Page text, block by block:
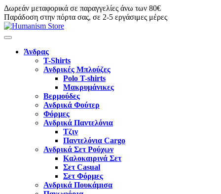
Δωρεάν μεταφορικά σε παραγγελίες άνω των 80€
Παράδοση στην πόρτα σας, σε 2-5 εργάσιμες μέρες
Άνδρας
T-Shirts
Ανδρικές Μπλούζες
Polo T-shirts
Μακρυμάνικες
Βερμούδες
Ανδρικά Φούτερ
Φόρμες
Ανδρικά Παντελόνια
Τζιν
Παντελόνια Cargo
Ανδρικά Σετ Ρούχων
Καλοκαιρινά Σετ
Σετ Casual
Σετ Φόρμες
Ανδρικά Πουκάμισα